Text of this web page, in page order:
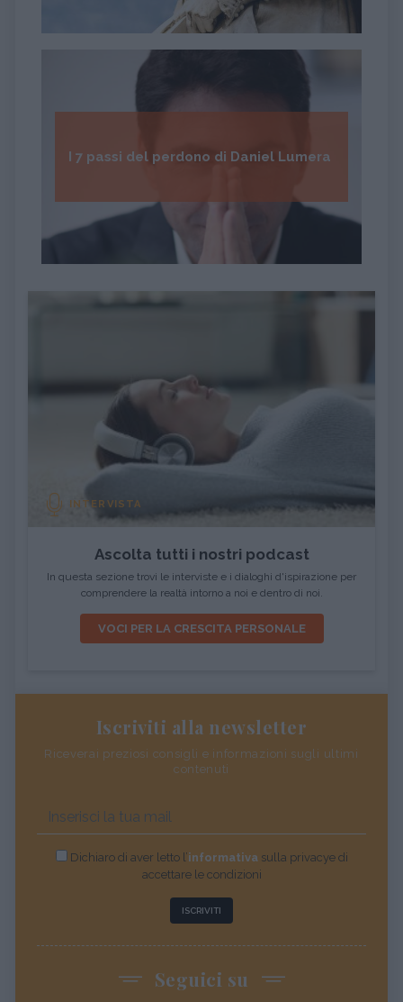
I 7 passi del perdono di Daniel Lumera
INTERVISTA
Ascolta tutti i nostri podcast
In questa sezione trovi le interviste e i dialoghi d'ispirazione per
comprendere la realtà intorno a noi e dentro di noi.
VOCI PER LA CRESCITA PERSONALE
Iscriviti alla newsletter
Riceverai preziosi consigli e informazioni sugli ultimi
contenuti
Dichiaro di aver letto l’informativasulla privacye di
accettare le condizioni
ISCRIVITI
Seguici su